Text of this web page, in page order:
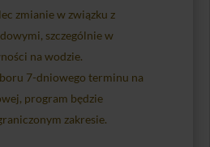
zmianie w związku z
szczególnie w
na wodzie.
7-dniowego terminu na
program będzie
zakresie.